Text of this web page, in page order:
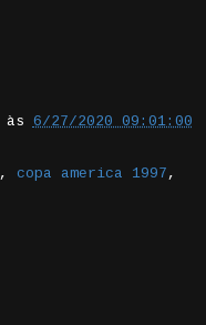
às 6/27/2020 09:01:00
, copa america 1997 ,